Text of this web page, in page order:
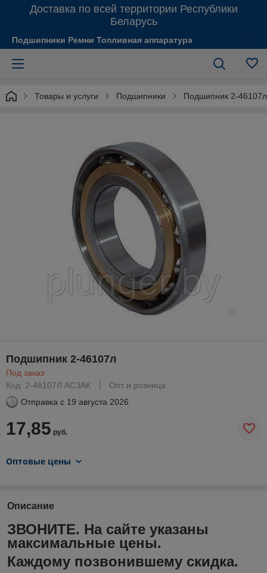
Доставка по всей территории Республики
Беларусь
Подшипники Ремни Топливная аппаратура
Товары и услуги Подшипники Подшипник 2-46107л
Подшипник 2-46107л
Под заказ
Код: 2-46107Л АСЗАК
Опт и розница
Отправка с 19 августа 2026
17,85 руб.
Оптовые цены
Описание
ЗВОНИТЕ. На сайте указаны
максимальные цены.
Каждому позвонившему скидка.